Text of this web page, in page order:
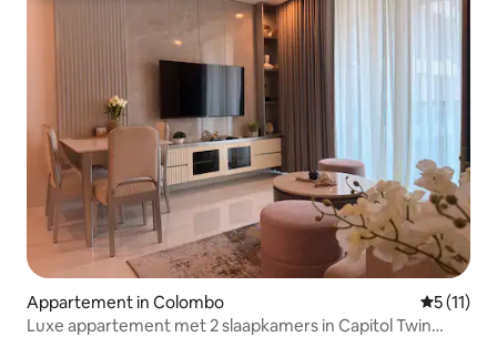
Appartement in Colombo
5 (11)
Luxe appartement met 2 slaapkamers in Capitol Twin